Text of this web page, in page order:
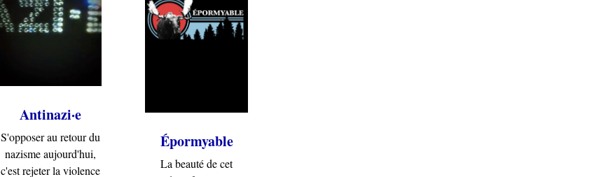
Antinazi·e
S'opposer au retour du
nazisme aujourd'hui,
c'est rejeter la violence
Épormyable
La beauté de cet